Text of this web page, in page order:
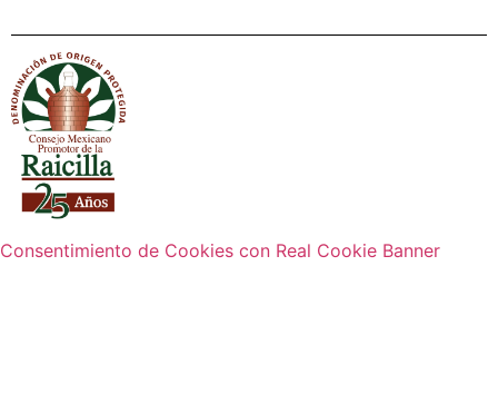
Consentimiento de Cookies con Real Cookie Banner